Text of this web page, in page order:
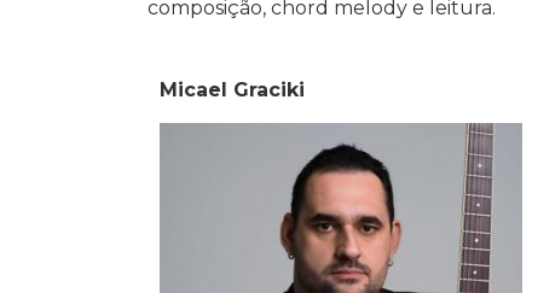
composição, chord melody e leitura.
Micael Graciki